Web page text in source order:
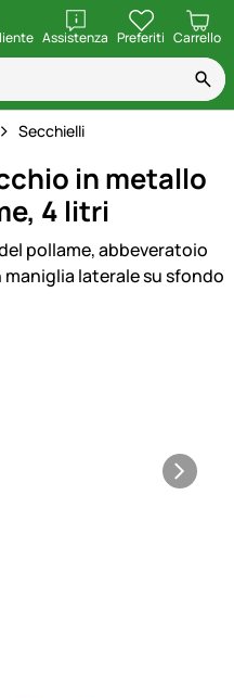
Assistenza
apri Preferiti Carrello
Secchielli
in metallo
4 litri